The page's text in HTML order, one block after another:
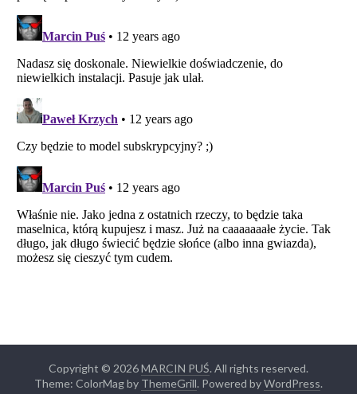
Copyright © 2026MARCIN PUŚ. All rights reserved.
Theme: ColorMag by ThemeGrill. Powered byWordPress.